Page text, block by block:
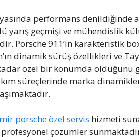
performans denildiğinde
yarış geçmişi ve mühendislik
Porsche 911’in karakteristik
dinamik sürüş özellikleri ve
özel bir konumda olduğunu
süreçlerinde marka
porsche özel servis hizmeti
çözümler